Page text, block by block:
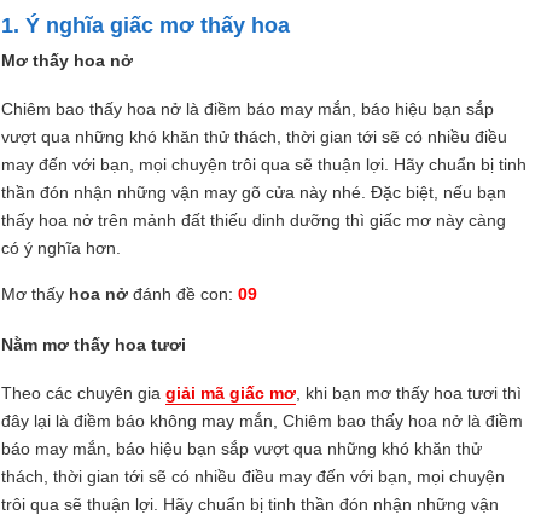
1. Ý nghĩa giấc mơ thấy hoa
Mơ thấy hoa nở
Chiêm bao thấy hoa nở là điềm báo may mắn, báo hiệu bạn sắp
vượt qua những khó khăn thử thách, thời gian tới sẽ có nhiều điều
may đến với bạn, mọi chuyện trôi qua sẽ thuận lợi. Hãy chuẩn bị tinh
thần đón nhận những vận may gõ cửa này nhé. Đặc biệt, nếu bạn
thấy hoa nở trên mảnh đất thiếu dinh dưỡng thì giấc mơ này càng
có ý nghĩa hơn.
Mơ thấy hoa nở đánh đề con: 09
Nằm mơ thấy hoa tươi
Theo các chuyên gia giải mã giấc mơ , khi bạn mơ thấy hoa tươi thì
đây lại là điềm báo không may mắn, Chiêm bao thấy hoa nở là điềm
báo may mắn, báo hiệu bạn sắp vượt qua những khó khăn thử
thách, thời gian tới sẽ có nhiều điều may đến với bạn, mọi chuyện
trôi qua sẽ thuận lợi. Hãy chuẩn bị tinh thần đón nhận những vận